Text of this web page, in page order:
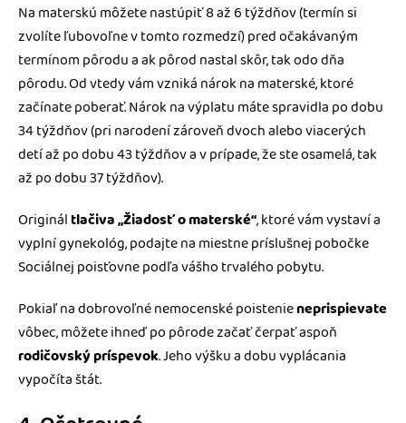
Na materskú môžete nastúpiť 8 až 6 týždňov (termín si
zvolíte ľubovoľne v tomto rozmedzí) pred očakávaným
termínom pôrodu a ak pôrod nastal skôr, tak odo dňa
pôrodu. Od vtedy vám vzniká nárok na materské, ktoré
začínate poberať. Nárok na výplatu máte spravidla po dobu
34 týždňov (pri narodení zároveň dvoch alebo viacerých
detí až po dobu 43 týždňov a v prípade, že ste osamelá, tak
až po dobu 37 týždňov).
Originál tlačiva „Žiadosť o materské“, ktoré vám vystaví a
vyplní gynekológ, podajte na miestne príslušnej pobočke
Sociálnej poisťovne podľa vášho trvalého pobytu.
Pokiaľ na dobrovoľné nemocenské poistenieneprispievate
vôbec, môžete ihneď po pôrode začať čerpať aspoň
rodičovský príspevok. Jeho výšku a dobu vyplácania
vypočíta štát.